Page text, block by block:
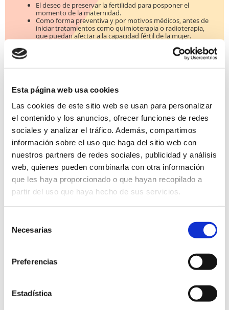
Esta página web usa cookies
Las cookies de este sitio web se usan para personalizar
el contenido y los anuncios, ofrecer funciones de redes
sociales y analizar el tráfico. Además, compartimos
información sobre el uso que haga del sitio web con
nuestros partners de redes sociales, publicidad y análisis
web, quienes pueden combinarla con otra información
que les haya proporcionado o que hayan recopilado a
partir del uso que haya hecho de sus servicios.
Necesarias
Preferencias
Estadística
El deseo de preservar la fertilidad para posponer el
momento de la maternidad.
Como forma preventiva y por motivos médicos, antes de
iniciar tratamientos como quimioterapia o radioterapia,
que puedan afectar a la capacidad fértil de la mujer.
Un ciclo de congelación de óvulos es muy parecido a la primera
fase de la Fecundación in Vitro (FIV) ya que en primer lugar se
lleva a cabo un tratamiento hormonal que garantice el aumento
de la cantidad de óvulos para conseguir el mayor número posible
a la hora de la extracción de los mismos.
Una vez comprobada la calidad de los ovocitos extraídos, se
congelan (vitrifican) pudiendo permanecer en este estado
durante años, hasta que la futura madre decida dar el paso hacia
la maternidad.
¿Existen riesgos que afecten
a la fertilidad?
Gracias a esta técnica, los ovocitos conservarán su calidad y
potencial reproductor que tenían en el momento de la
extracción, sin influir en la fertilidad de la paciente por haberse